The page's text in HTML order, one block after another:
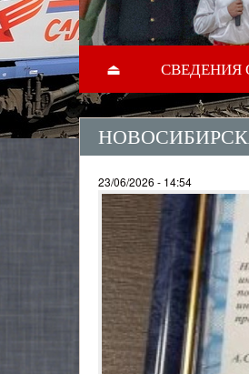
⏏ СВЕДЕНИЯ
23/06/2026 - 14:54